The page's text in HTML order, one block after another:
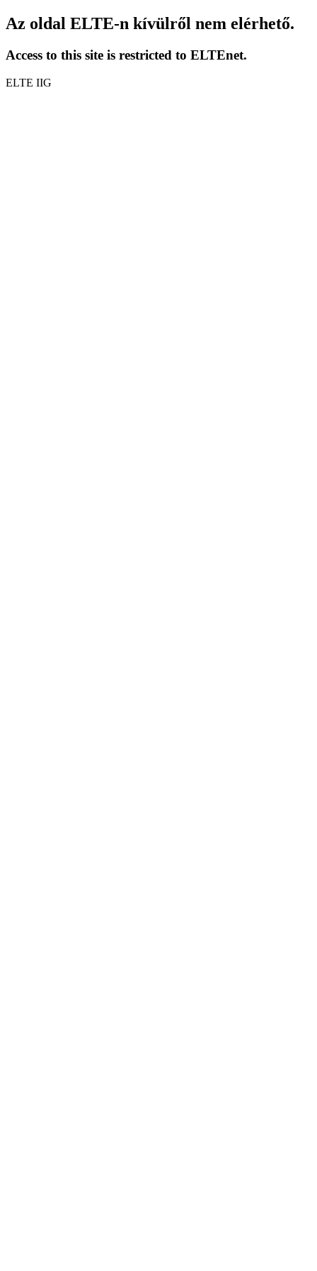
Az oldal ELTE-n kívülről nem elérhető.
Access to this site is restricted to ELTEnet.
ELTE IIG